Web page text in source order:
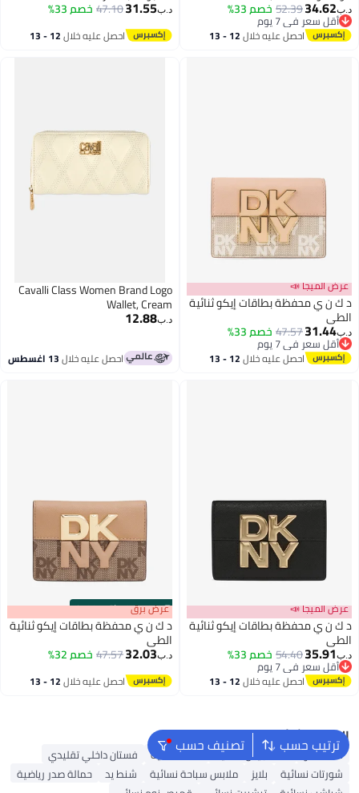
2د.ب‏34.62
52.39خصم 33%
أقل سعر في 7 يوم
أقل سعر في 7 يوماحصل عليه خلال 12 - 13
2 د.ب‏31.55
47.10خصم 33%
احصل عليه خلال 12 - 13
عرض الميجا 📣
د ك ن ي محفظة بطاقات إيكو ثنائية
الطي
د.ب‏31.44
47.57خصم 33%
أقل سعر في 7 يوم
أقل سعر في 7 يوماحصل عليه خلال 12 - 13
Cavalli Class Women Brand Logo
Wallet, Cream
د.ب‏12.88
احصل عليه خلال13 اغسطس
عرض الميجا 📣
د ك ن ي محفظة بطاقات إيكو ثنائية
الطي
د.ب‏35.91
54.40خصم 33%
أقل سعر في 7 يوم
أقل سعر في 7 يوماحصل عليه خلال 12 - 13
00m:00s
·باقي 100% عرض برق
د ك ن ي محفظة بطاقات إيكو ثنائية
الطي
د.ب‏32.03
47.57خصم 32%
احصل عليه خلال 12 - 13
ترتيب حسب تصنيف حسب البحث الشائع
شنط ألدو شنط جيس نسائية شنط نسائية
فستان داخلي تقليدي
شورتات نسائية
بلايز ملابس سباحة نسائية شنط يد
حمالة صدر رياضية